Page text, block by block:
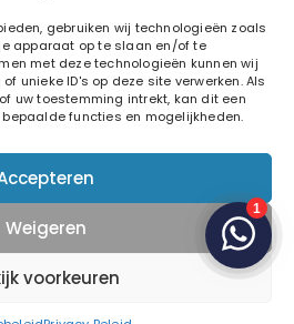
gebruiken wij technologieën zoals
apparaat op te slaan en/of te
met deze technologieën kunnen wij
unieke ID's op deze site verwerken. Als
uw toestemming intrekt, kan dit een
functies en mogelijkheden.
Weigeren
voorkeuren
Alle rechten voorbehouden.